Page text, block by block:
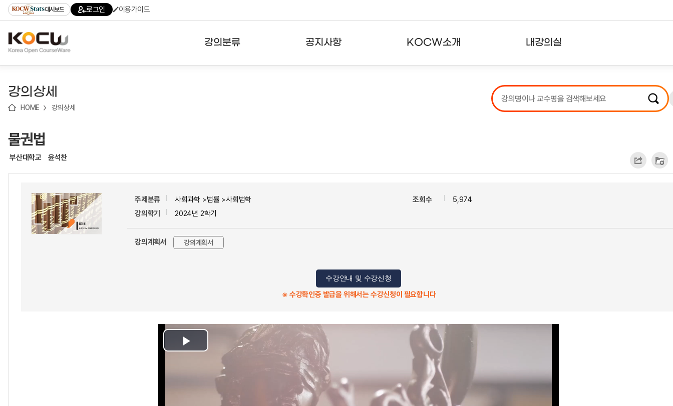
기
기
기
content)
가
대시보드 로그인 이용가이드
강의분류 공지사항 KOCW소개 내강의실
강의리스트
수강확인증강의
강의상세
HOME 강의상세
물권법
부산대학교 윤석찬
주제분류
사회과학 >법률 >사회법학
강의학기
2024년 2학기
조회수 5,974
강의계획서 강의계획서
수강안내 및 수강신청
※ 수강확인증 발급을 위해서는 수강신청이 필요합니다
Play
Video